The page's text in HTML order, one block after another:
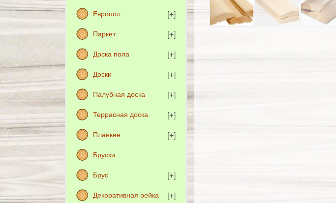
Европол
Паркет
Доска пола
Доски
Палубная доска
Террасная доска
Планкен
Бруски
Брус
Декоративная рейка